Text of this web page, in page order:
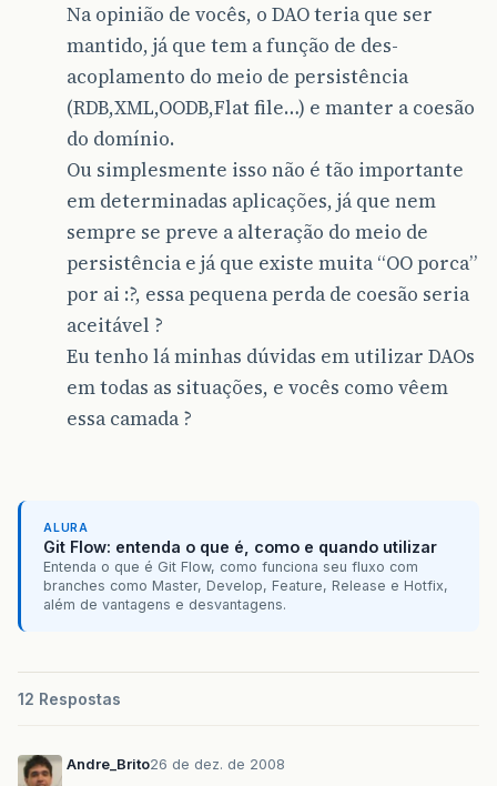
Na opinião de vocês, o DAO teria que ser
mantido, já que tem a função de des-
acoplamento do meio de persistência
(RDB,XML,OODB,Flat file…) e manter a coesão
do domínio.
Ou simplesmente isso não é tão importante
em determinadas aplicações, já que nem
sempre se preve a alteração do meio de
persistência e já que existe muita “OO porca”
por ai :?, essa pequena perda de coesão seria
aceitável ?
Eu tenho lá minhas dúvidas em utilizar DAOs
em todas as situações, e vocês como vêem
essa camada ?
ALURA
Git Flow: entenda o que é, como e quando utilizar
Entenda o que é Git Flow, como funciona seu fluxo com
branches como Master, Develop, Feature, Release e Hotfix,
além de vantagens e desvantagens.
12 Respostas
Andre_Brito26 de dez. de 2008